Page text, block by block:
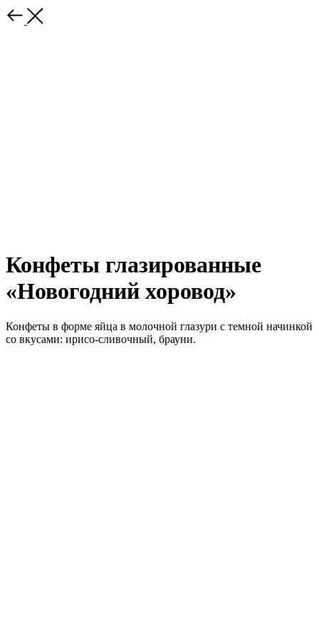
Конфеты глазированные
«Новогодний хоровод»
Конфеты в форме яйца в молочной глазури с темной начинкой
со вкусами: ирисо-сливочный, брауни.